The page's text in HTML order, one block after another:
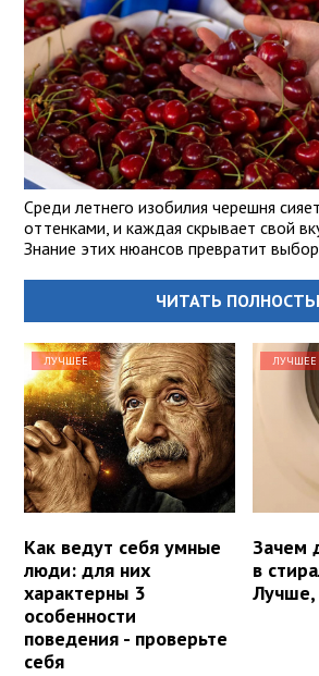
Среди летнего изобилия черешня
оттенками, и каждая скрывает свой
Знание этих нюансов превратит
ЧИТАТЬ
ЛУЧШЕЕ
Как ведут себя умные
люди: для них
характерны 3
особенности
поведения - проверьте
себя
ЛУЧШЕЕ
Зачем
в
Лучше,